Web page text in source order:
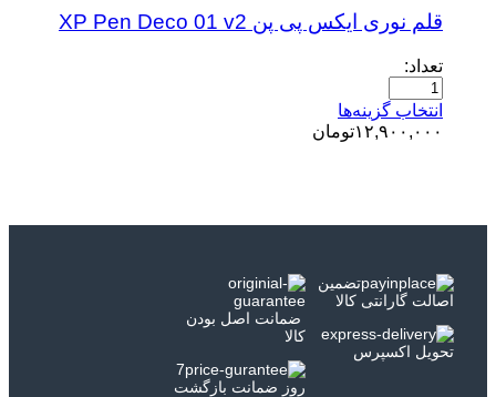
قلم نوری ایکس پی پن XP Pen Deco 01 v2
تعداد:
انتخاب گزینه‌ها
۱۲,۹۰۰,۰۰۰تومان
تضمین
اصالت گارانتی کالا
تحویل اکسپرس
ضمانت اصل بودن
کالا
7
روز ضمانت بازگشت